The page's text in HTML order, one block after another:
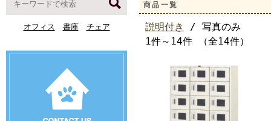
オフィス 書庫 チェア
商品一覧
説明付き
/ 写真のみ
1件～14件 （全14件）